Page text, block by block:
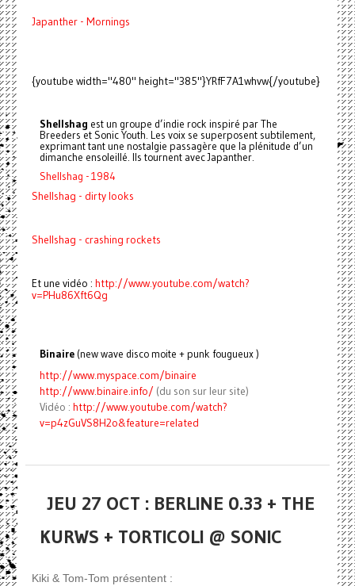
Japanther - Mornings
{youtube width="480" height="385"}YRfF7A1whvw{/youtube}
Shellshag est un groupe d’indie rock inspiré par The
Breeders et Sonic Youth. Les voix se superposent subtilement,
exprimant tant une nostalgie passagère que la plénitude d’un
dimanche ensoleillé. Ils tournent avec Japanther.
Shellshag - 1984
Shellshag - dirty looks
Shellshag - crashing rockets
Et une vidéo : http://www.youtube.com/watch?
v=PHu86Xft6Qg
Binaire(new wave disco moite + punk fougueux )
http://www.myspace.com/binaire
http://www.binaire.info/ (du son sur leur site)
Vidéo : http://www.youtube.com/watch?
v=p4zGuVS8H2o&feature=related
JEU 27 OCT : BERLINE 0.33 + THE
KURWS + TORTICOLI @ SONIC
Kiki & Tom-Tom présentent :